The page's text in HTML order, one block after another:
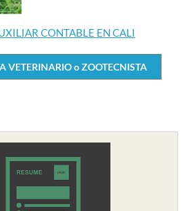
CONTABLE EN CALI
VETERINARIO o ZOOTECNISTA